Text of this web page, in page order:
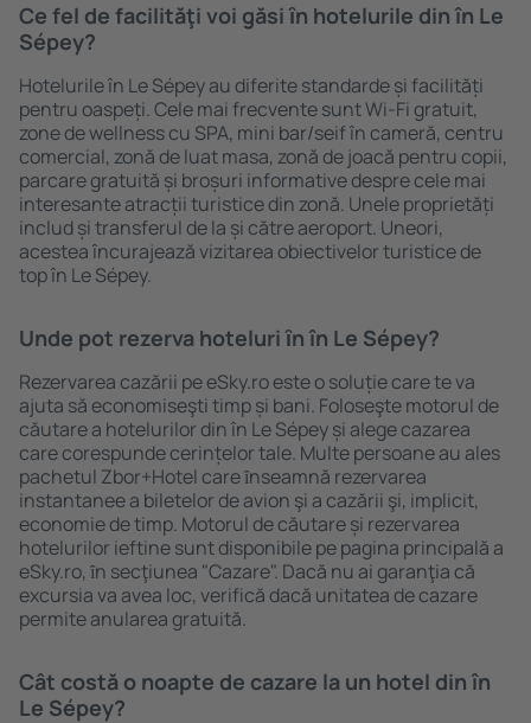
Ce fel de facilităţi voi găsi ȋn hotelurile din în Le
Sépey?
Hotelurile în Le Sépey au diferite standarde și facilități
pentru oaspeți. Cele mai frecvente sunt Wi-Fi gratuit,
zone de wellness cu SPA, mini bar/seif în cameră, centru
comercial, zonă de luat masa, zonă de joacă pentru copii,
parcare gratuită și broșuri informative despre cele mai
interesante atracții turistice din zonă. Unele proprietăți
includ și transferul de la și către aeroport. Uneori,
acestea încurajează vizitarea obiectivelor turistice de
top în Le Sépey.
Unde pot rezerva hoteluri ȋn în Le Sépey?
Rezervarea cazării pe eSky.ro este o soluție care te va
ajuta să economiseşti timp și bani. Foloseşte motorul de
căutare a hotelurilor din în Le Sépey și alege cazarea
care corespunde cerințelor tale. Multe persoane au ales
pachetul Zbor+Hotel care ȋnseamnă rezervarea
instantanee a biletelor de avion şi a cazării şi, implicit,
economie de timp. Motorul de căutare și rezervarea
hotelurilor ieftine sunt disponibile pe pagina principală a
eSky.ro, ȋn secţiunea "Cazare". Dacă nu ai garanţia că
excursia va avea loc, verifică dacă unitatea de cazare
permite anularea gratuită.
Cât costă o noapte de cazare la un hotel din în
Le Sépey?